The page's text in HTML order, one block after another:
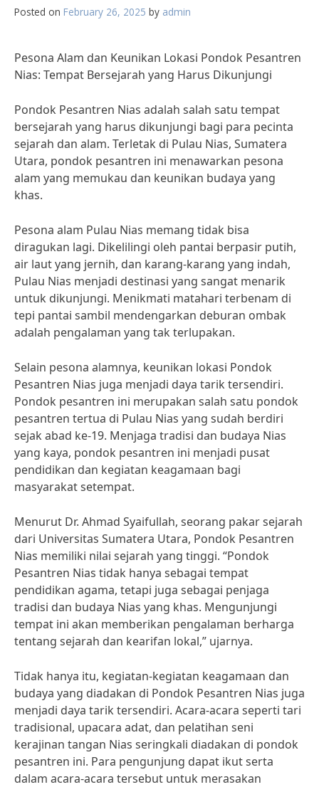
Posted on February 26, 2025 by admin
Pesona Alam dan Keunikan Lokasi Pondok Pesantren
Nias: Tempat Bersejarah yang Harus Dikunjungi
Pondok Pesantren Nias adalah salah satu tempat
bersejarah yang harus dikunjungi bagi para pecinta
sejarah dan alam. Terletak di Pulau Nias, Sumatera
Utara, pondok pesantren ini menawarkan pesona
alam yang memukau dan keunikan budaya yang
khas.
Pesona alam Pulau Nias memang tidak bisa
diragukan lagi. Dikelilingi oleh pantai berpasir putih,
air laut yang jernih, dan karang-karang yang indah,
Pulau Nias menjadi destinasi yang sangat menarik
untuk dikunjungi. Menikmati matahari terbenam di
tepi pantai sambil mendengarkan deburan ombak
adalah pengalaman yang tak terlupakan.
Selain pesona alamnya, keunikan lokasi Pondok
Pesantren Nias juga menjadi daya tarik tersendiri.
Pondok pesantren ini merupakan salah satu pondok
pesantren tertua di Pulau Nias yang sudah berdiri
sejak abad ke-19. Menjaga tradisi dan budaya Nias
yang kaya, pondok pesantren ini menjadi pusat
pendidikan dan kegiatan keagamaan bagi
masyarakat setempat.
Menurut Dr. Ahmad Syaifullah, seorang pakar sejarah
dari Universitas Sumatera Utara, Pondok Pesantren
Nias memiliki nilai sejarah yang tinggi. “Pondok
Pesantren Nias tidak hanya sebagai tempat
pendidikan agama, tetapi juga sebagai penjaga
tradisi dan budaya Nias yang khas. Mengunjungi
tempat ini akan memberikan pengalaman berharga
tentang sejarah dan kearifan lokal,” ujarnya.
Tidak hanya itu, kegiatan-kegiatan keagamaan dan
budaya yang diadakan di Pondok Pesantren Nias juga
menjadi daya tarik tersendiri. Acara-acara seperti tari
tradisional, upacara adat, dan pelatihan seni
kerajinan tangan Nias seringkali diadakan di pondok
pesantren ini. Para pengunjung dapat ikut serta
dalam acara-acara tersebut untuk merasakan